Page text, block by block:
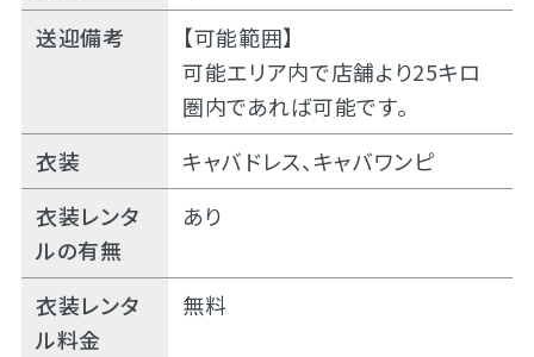
送迎備考
【可能範囲】
可能エリア内で店舗より25キロ
圏内であれば可能です。
衣装
キャバドレス、キャバワンピ
衣装レンタ
ルの有無
あり
衣装レンタ
ル料金
無料